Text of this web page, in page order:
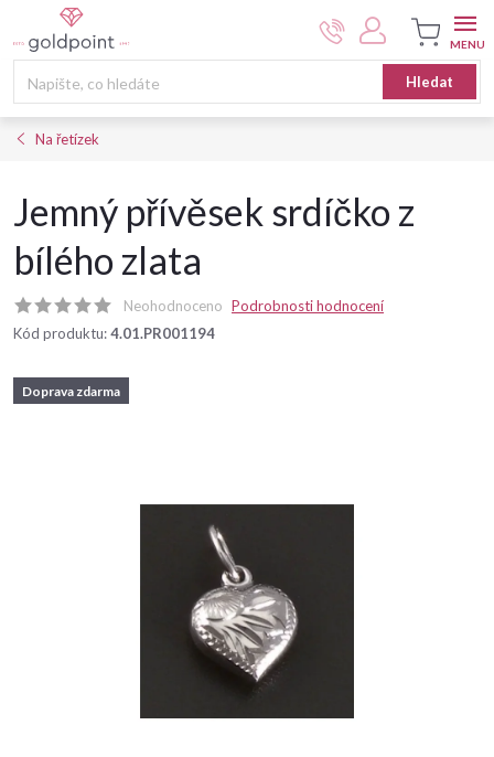
na
Hledat
Nákupní
košík
Na řetízek
Jemný přívěsek srdíčko z
bílého zlata
Neohodnoceno Podrobnosti hodnocení
Kód produktu:4.01.PR001194
Doprava zdarma